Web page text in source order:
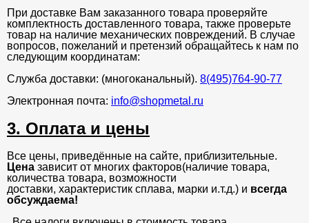
При доставке Вам заказанного товара проверяйте
комплектность доставленного товара, также проверьте
товар на наличие механических повреждений. В случае
вопросов, пожеланий и претензий обращайтесь к нам по
следующим координатам:
Служба доставки: (многоканальный). 8(495)764-90-77
Электронная почта: info@shopmetal.ru
3. Оплата и цены
Все цены, приведённые на сайте, приблизительные.
Цена зависит от многих факторов(наличие товара,
количества товара, возможности
доставки, характеристик сплава, марки и.т.д.) и всегда
обсуждаема!